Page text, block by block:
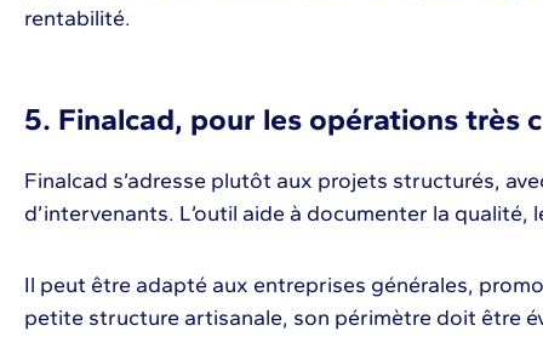
rentabilité.
5. Finalcad, pour les opérations très
Finalcad s’adresse plutôt aux projets structurés,
d’intervenants. L’outil aide à documenter la
Il peut être adapté aux entreprises générales,
petite structure artisanale, son périmètre doit être